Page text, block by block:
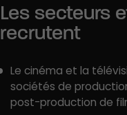
Les secteurs
recrutent
Le cinéma et la
sociétés de
post-production de